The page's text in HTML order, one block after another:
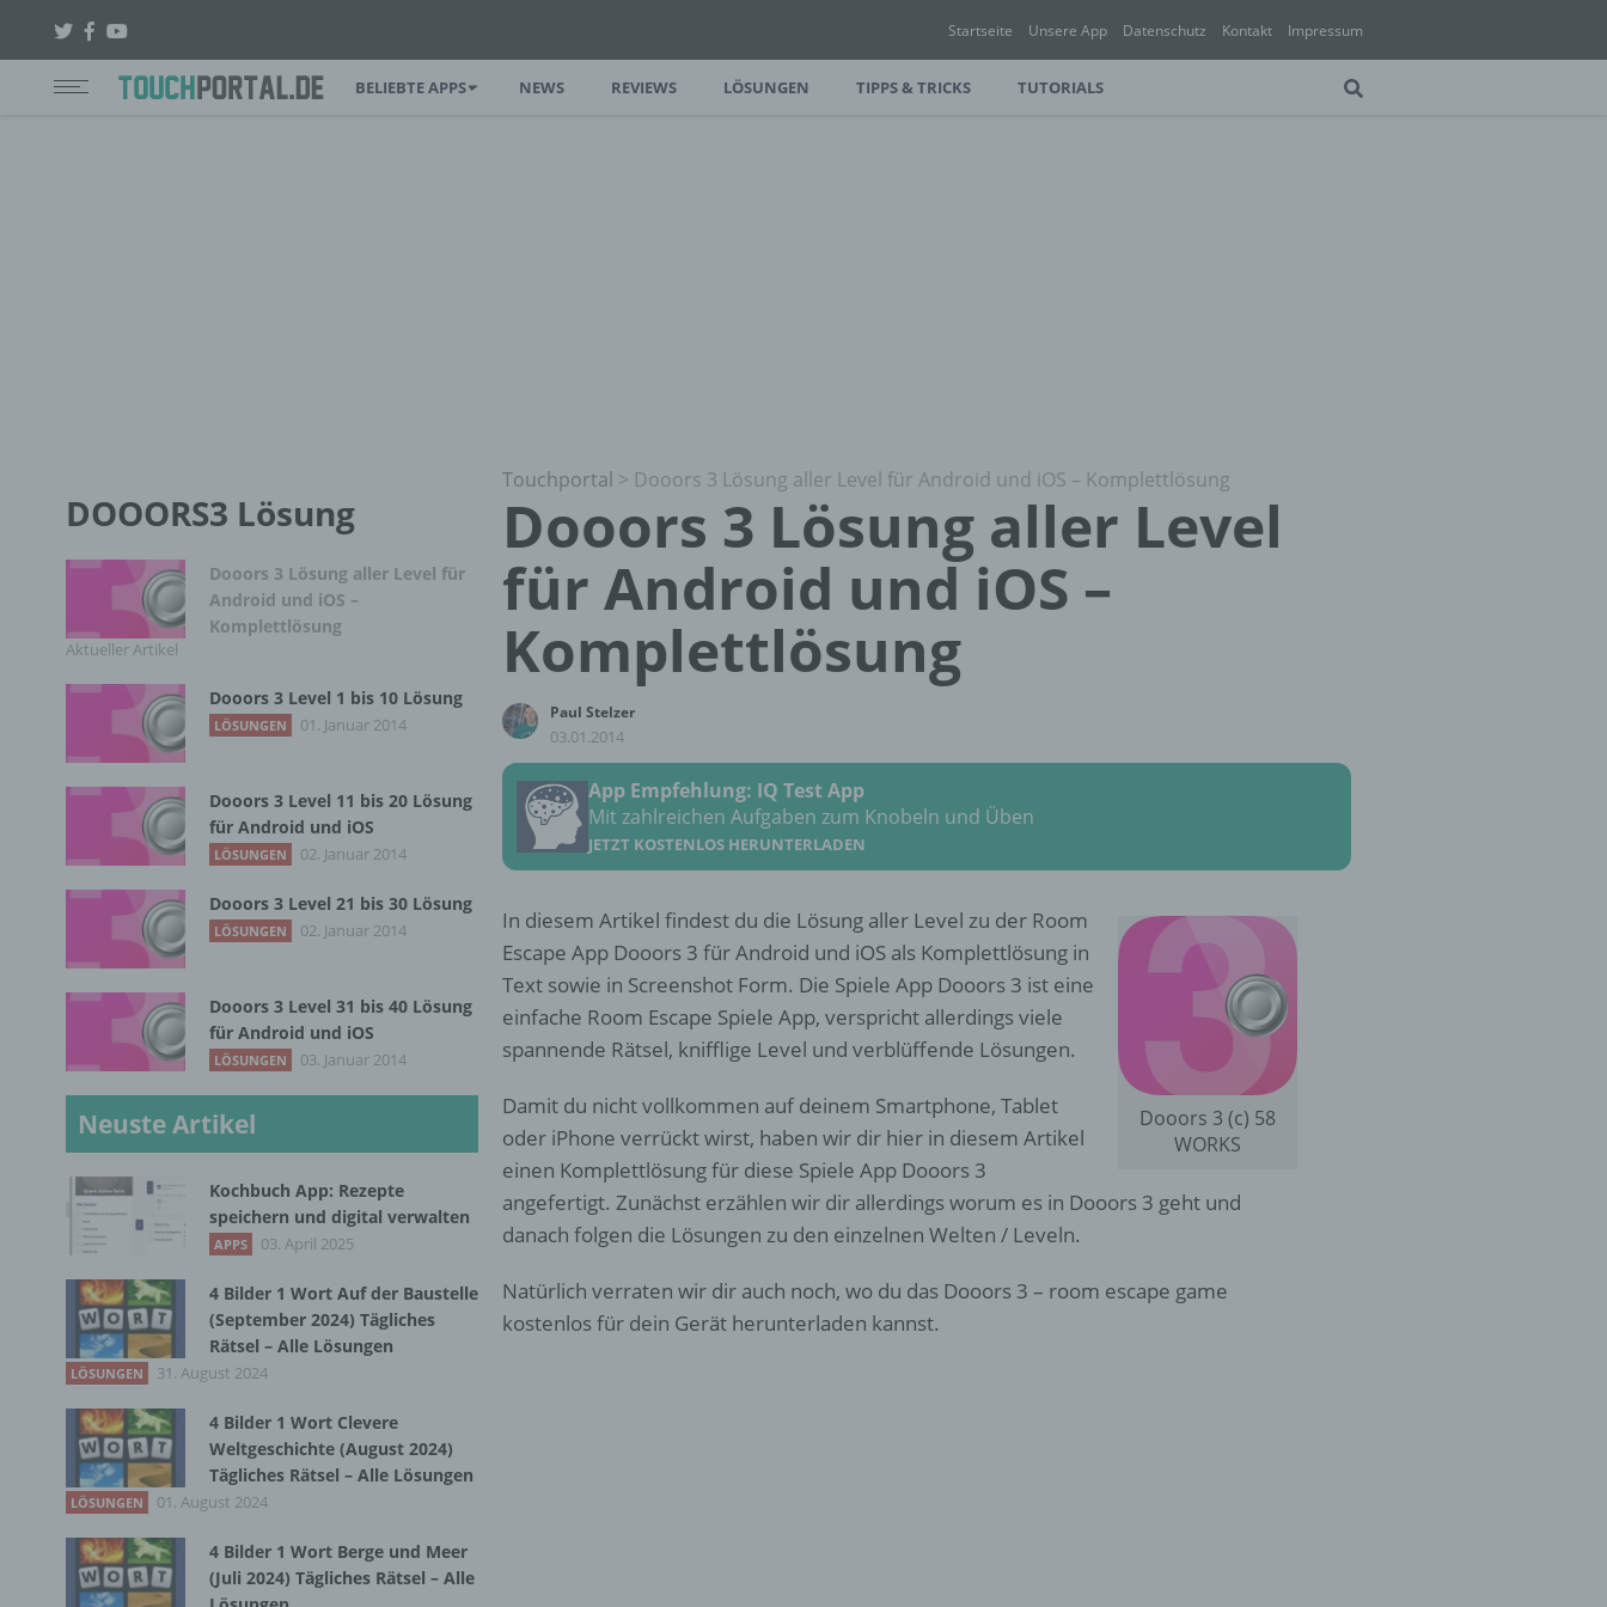
Startseite Unsere App Datenschutz Kontakt Impressum
BELIEBTE APPS NEWS REVIEWS LÖSUNGEN TIPPS & TRICKS TUTORIALS
Touchportal > Dooors 3 Lösung aller Level für Android und iOS – Komplettlösung
Dooors 3 Lösung aller Level
für Android und iOS –
Komplettlösung
Paul Stelzer
03.01.2014
App Empfehlung: IQ Test App
Mit zahlreichen Aufgaben zum Knobeln und Üben
JETZT KOSTENLOS HERUNTERLADEN
Dooors 3 (c) 58
WORKS
In diesem Artikel findest du die Lösung aller Level zu der Room
Escape App Dooors 3 für Android und iOS als Komplettlösung in
Text sowie in Screenshot Form. Die Spiele App Dooors 3 ist eine
einfache Room Escape Spiele App, verspricht allerdings viele
spannende Rätsel, knifflige Level und verblüffende Lösungen.
Damit du nicht vollkommen auf deinem Smartphone, Tablet
oder iPhone verrückt wirst, haben wir dir hier in diesem Artikel
einen Komplettlösung für diese Spiele App Dooors 3
angefertigt. Zunächst erzählen wir dir allerdings worum es in Dooors 3 geht und
danach folgen die Lösungen zu den einzelnen Welten / Leveln.
Natürlich verraten wir dir auch noch, wo du das Dooors 3 – room escape game
kostenlos für dein Gerät herunterladen kannst.
DOOORS3 Lösung
Dooors 3 Lösung aller Level für
Android und iOS –
Komplettlösung
Aktueller Artikel
Dooors 3 Level 1 bis 10 Lösung
LÖSUNGEN 01. Januar 2014
Dooors 3 Level 11 bis 20 Lösung
für Android und iOS
LÖSUNGEN 02. Januar 2014
Dooors 3 Level 21 bis 30 Lösung
LÖSUNGEN 02. Januar 2014
Dooors 3 Level 31 bis 40 Lösung
für Android und iOS
LÖSUNGEN 03. Januar 2014
Neuste Artikel
Kochbuch App: Rezepte
speichern und digital verwalten
APPS 03. April 2025
4 Bilder 1 Wort Auf der Baustelle
(September 2024) Tägliches
Rätsel – Alle Lösungen
LÖSUNGEN 31. August 2024
4 Bilder 1 Wort Clevere
Weltgeschichte (August 2024)
Tägliches Rätsel – Alle Lösungen
LÖSUNGEN 01. August 2024
4 Bilder 1 Wort Berge und Meer
(Juli 2024) Tägliches Rätsel – Alle